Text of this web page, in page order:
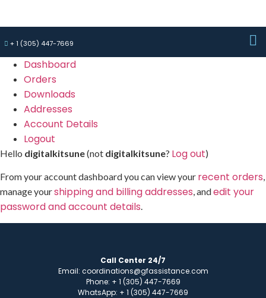
+ 1 (305) 447-7669
Dashboard
Orders
Downloads
Addresses
Account Details
Logout
Hello digitalkitsune(not digitalkitsune? Log out)
From your account dashboard you can view your recent orders,
manage yourshipping and billing addresses, andedit your
password and account details.
Call Center 24/7
Email: coordinations@gfassistance.com
Phone: + 1 (305) 447-7669
WhatsApp: + 1 (305) 447-7669